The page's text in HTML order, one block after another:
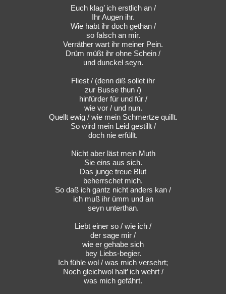
Euch klag’ ich erstlich an /
Ihr Augen ihr.
Wie habt ihr doch gethan /
so falsch an mir.
Verräther wart ihr meiner Pein.
Drüm müßt ihr ohne Schein /
und dunckel seyn.
Fliest / (denn diß sollet ihr
zur Busse thun /)
hinfürder für und für /
wie vor / und nun.
Quellt ewig / wie mein Schmertze quillt.
So wird mein Leid gestillt /
doch nie erfüllt.
Nicht aber läst mein Muth
Sie eins aus sich.
Das junge treue Blut
beherrschet mich.
So daß ich gantz nicht anders kan /
ich muß ihr ümm und an
seyn unterthan.
Liebt einer so / wie ich /
der sage mir /
wie er gehabe sich
bey Liebs-begier.
Ich fühle wol / was mich versehrt;
Noch gleichwol halt’ ich wehrt /
was mich gefährt.